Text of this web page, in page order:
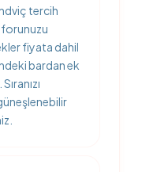
tercih
fiyata dahil
bardan ek